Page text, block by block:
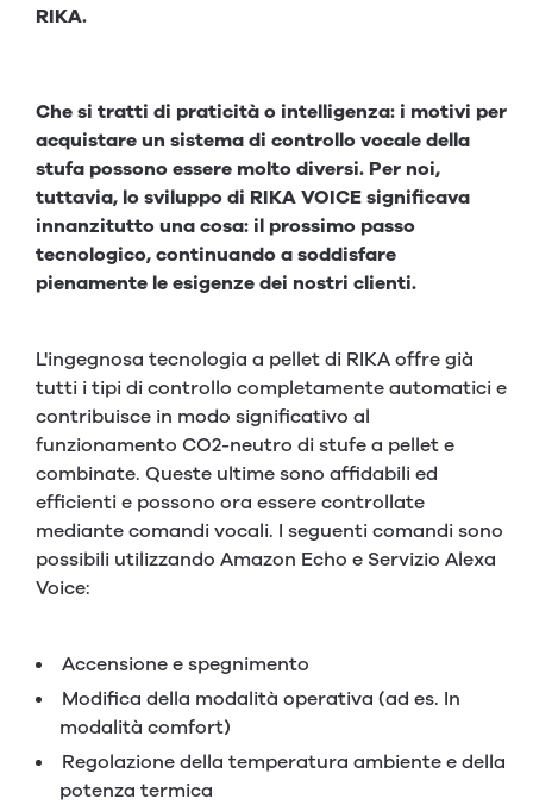
RIKA.
Che si tratti di praticità o intelligenza: i motivi per
acquistare un sistema di controllo vocale della
stufa possono essere molto diversi. Per noi,
tuttavia, lo sviluppo di RIKA VOICE significava
innanzitutto una cosa: il prossimo passo
tecnologico, continuando a soddisfare
pienamente le esigenze dei nostri clienti.
L'ingegnosa tecnologia a pellet di RIKA offre già
tutti i tipi di controllo completamente automatici e
contribuisce in modo significativo al
funzionamento CO2-neutro di stufe a pellet e
combinate. Queste ultime sono affidabili ed
efficienti e possono ora essere controllate
mediante comandi vocali. I seguenti comandi sono
possibili utilizzando Amazon Echo e Servizio Alexa
Voice:
Accensione e spegnimento
Modifica della modalità operativa (ad es. In
modalità comfort)
Regolazione della temperatura ambiente e della
potenza termica